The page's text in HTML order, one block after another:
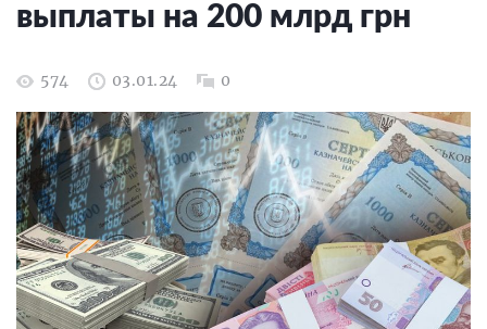
выплаты на 200 млрд грн
574 03.01.24 0